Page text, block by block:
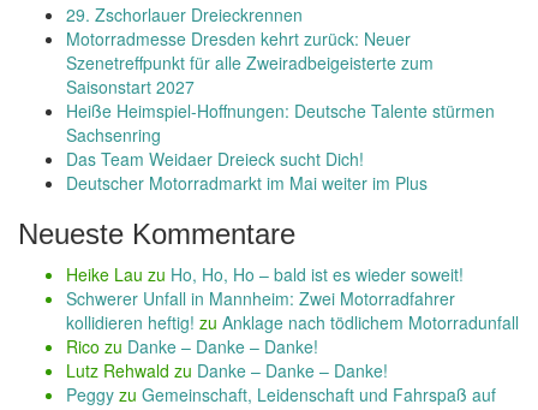
29. Zschorlauer Dreieckrennen
Motorradmesse Dresden kehrt zurück: Neuer
Szenetreffpunkt für alle Zweiradbeigeisterte zum
Saisonstart 2027
Heiße Heimspiel-Hoffnungen: Deutsche Talente stürmen
Sachsenring
Das Team Weidaer Dreieck sucht Dich!
Deutscher Motorradmarkt im Mai weiter im Plus
Neueste Kommentare
Heike Lau zu Ho, Ho, Ho – bald ist es wieder soweit!
Schwerer Unfall in Mannheim: Zwei Motorradfahrer
kollidieren heftig! zu Anklage nach tödlichem Motorradunfall
Rico zu Danke – Danke – Danke!
Lutz Rehwald zu Danke – Danke – Danke!
Peggy zu Gemeinschaft, Leidenschaft und Fahrspaß auf